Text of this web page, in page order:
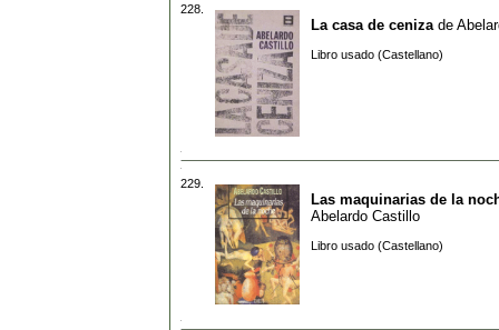
228.
La casa de ceniza de
Libro usado (Castellano)
229.
Las maquinarias de la
Abelardo Castillo
Libro usado (Castellano)